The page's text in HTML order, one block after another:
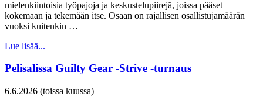
mielenkiintoisia työpajoja ja keskustelupiirejä, joissa pääset
kokemaan ja tekemään itse. Osaan on rajallisen osallistujamäärän
vuoksi kuitenkin …
Lue lisää...
Pelisalissa Guilty Gear -Strive -turnaus
6.6.2026 (toissa kuussa)